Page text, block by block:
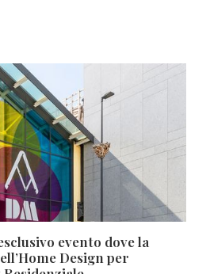
evento dove la
Design per